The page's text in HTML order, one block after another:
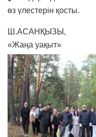
өз үлестерін қосты.
Ш.АСАНҚЫЗЫ,
«Жаңа уақыт»